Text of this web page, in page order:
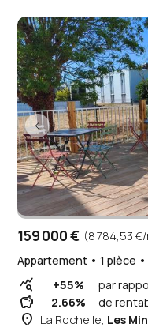
159 000 € (8 784,53 €/
Appartement • 1 pièce •
query_stats +55% par
savings 2.66% de
place La Rochelle, Les